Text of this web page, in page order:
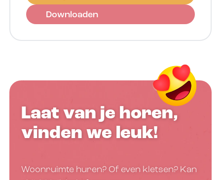
Downloaden
Laat van je horen,
vinden we leuk!
Woonruimte huren? Of even kletsen? Kan